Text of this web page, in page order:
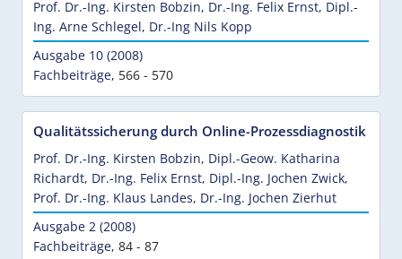
Prof. Dr.-Ing. Kirsten Bobzin, Dr.-Ing. Felix Ernst, Dipl.-
Ing. Arne Schlegel, Dr.-Ing Nils Kopp
Ausgabe 10 (2008)
Fachbeiträge, 566 - 570
Qualitätssicherung durch Online-Prozessdiagnostik
Prof. Dr.-Ing. Kirsten Bobzin, Dipl.-Geow. Katharina
Richardt, Dr.-Ing. Felix Ernst, Dipl.-Ing. Jochen Zwick,
Prof. Dr.-Ing. Klaus Landes, Dr.-Ing. Jochen Zierhut
Ausgabe 2 (2008)
Fachbeiträge, 84 - 87